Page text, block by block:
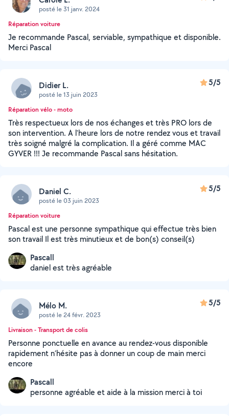
posté le 31 janv. 2024
Réparation voiture
Je recommande Pascal, serviable, sympathique et disponible.
Merci Pascal
Didier L.
posté le 13 juin 2023
5/5
Réparation vélo - moto
Très respectueux lors de nos échanges et très PRO lors de
son intervention. A l'heure lors de notre rendez vous et travail
très soigné malgré la complication. Il a géré comme MAC
GYVER !!! Je recommande Pascal sans hésitation.
Daniel C.
posté le 03 juin 2023
5/5
Réparation voiture
Pascal est une personne sympathique qui effectue très bien
son travail Il est très minutieux et de bon(s) conseil(s)
Pascall
daniel est très agréable
Mélo M.
posté le 24 févr. 2023
5/5
Livraison - Transport de colis
Personne ponctuelle en avance au rendez-vous disponible
rapidement n’hésite pas à donner un coup de main merci
encore
Pascall
personne agréable et aide à la mission merci à toi